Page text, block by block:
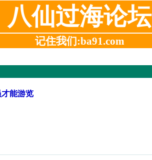
八仙过海论坛
记住我们:ba91.com
能游览